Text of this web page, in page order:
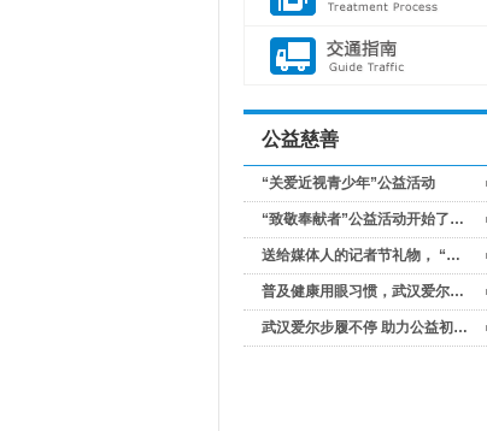
公益慈善
“关爱近视青少年”公益活动
“致敬奉献者”公益活动开始了…
送给媒体人的记者节礼物， “…
普及健康用眼习惯，武汉爱尔…
武汉爱尔步履不停 助力公益初…